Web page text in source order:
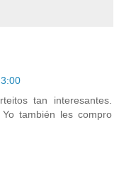
tan interesantes.
también les compro